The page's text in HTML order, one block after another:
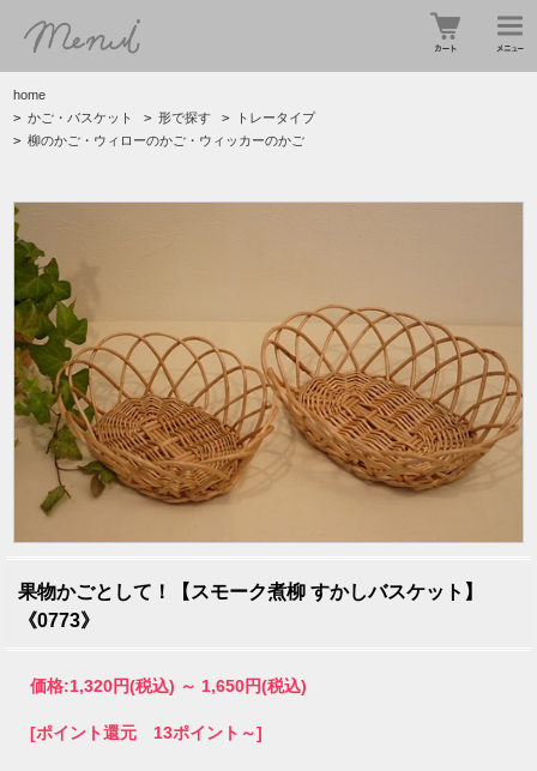
home
> かご・バスケット > 形で探す > トレータイプ
> 柳のかご・ウィローのかご・ウィッカーのかご
果物かごとして！【スモーク煮柳 すかしバスケット】
《0773》
価格:1,320円(税込) ～ 1,650円(税込)
[ポイント還元 13ポイント～]